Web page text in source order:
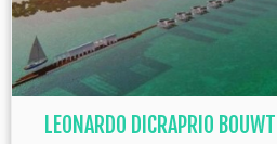
LEONARDO DICRAPRIO